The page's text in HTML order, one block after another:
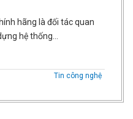
hãng là đối tác quan
hệ thống…
Tin công nghệ